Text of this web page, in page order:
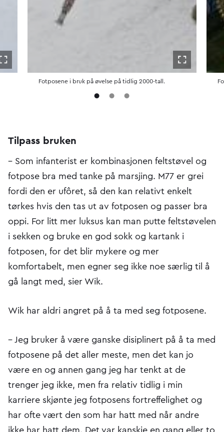
Åpne i fullskjerm Åpne i
Fotposene i bruk på øvelse på tidlig 2000-tall.
Tilpass bruken
– Som infanterist er kombinasjonen feltstøvel og
fotpose bra med tanke på marsjing. M77 er grei
fordi den er ufôret, så den kan relativt enkelt
tørkes hvis den tas ut av fotposen og passer bra
oppi. For litt mer luksus kan man putte feltstøvelen
i sekken og bruke en god sokk og kartank i
fotposen, for det blir mykere og mer
komfortabelt, men egner seg ikke noe særlig til å
gå langt med, sier Wik.
Wik har aldri angret på å ta med seg fotposene.
– Jeg bruker å være ganske disiplinert på å ta med
fotposene på det aller meste, men det kan jo
være en og annen gang jeg har tenkt at de
trenger jeg ikke, men fra relativ tidlig i min
karriere skjønte jeg fotposens fortreffelighet og
har ofte vært den som har hatt med når andre
ikke har hatt dem. Det var kanskje en gang eller to